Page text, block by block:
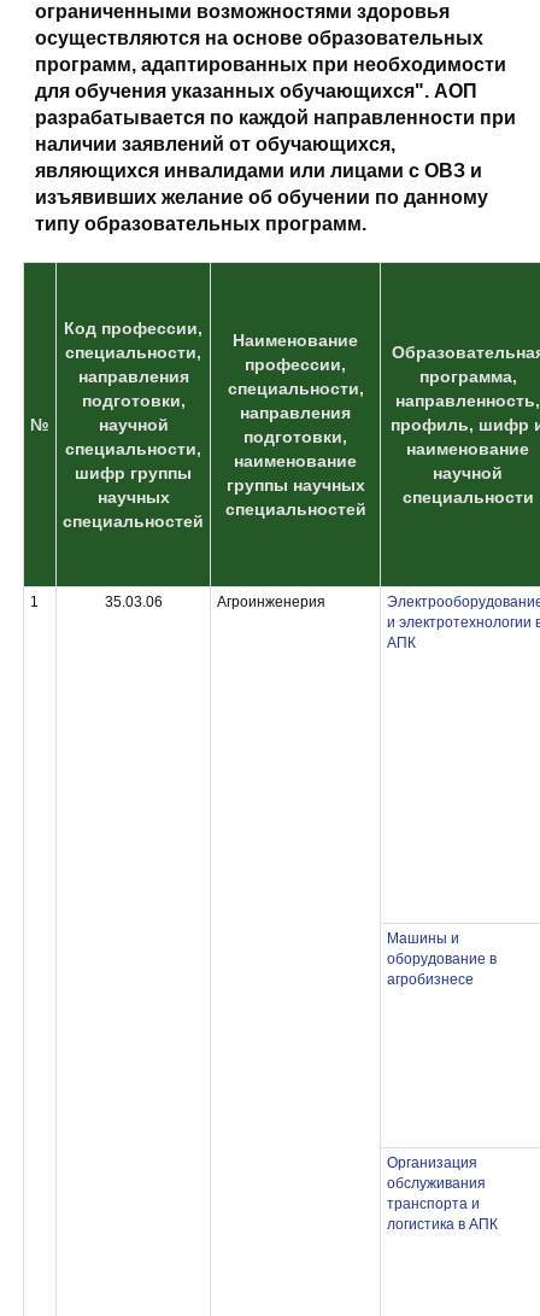
ограниченными возможностями здоровья
осуществляются на основе образовательных
программ, адаптированных при необходимости
для обучения указанных обучающихся". АОП
разрабатывается по каждой направленности при
наличии заявлений от обучающихся,
являющихся инвалидами или лицами с ОВЗ и
изъявивших желание об обучении по данному
типу образовательных программ.
№
Код профессии,
специальности,
направления
подготовки,
научной
специальности,
шифр группы
научных
специальностей
Наименование
профессии,
специальности,
направления
подготовки,
наименование
группы научных
специальностей
программа,
направленность,
профиль, шифр
наименование
научной
специальности
1 35.03.06 Агроинженерия
и электротехнологии
АПК
Машины и
оборудование в
агробизнесе
Организация
обслуживания
транспорта и
логистика в АПК